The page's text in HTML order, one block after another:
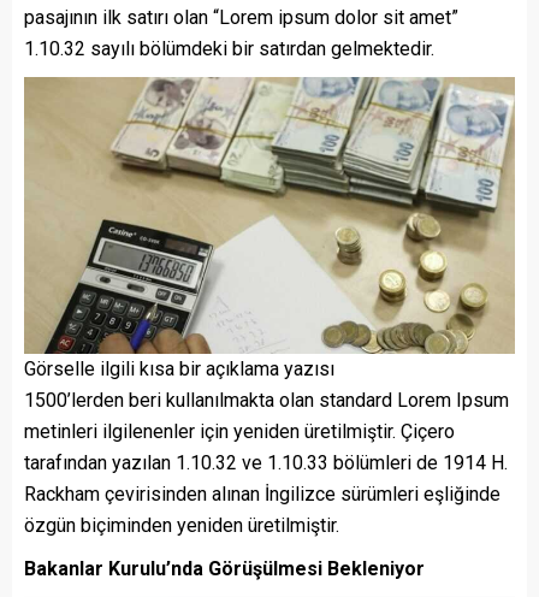
pasajının ilk satırı olan “Lorem ipsum dolor sit amet”
1.10.32 sayılı bölümdeki bir satırdan gelmektedir.
Görselle ilgili kısa bir açıklama yazısı
1500’lerden beri kullanılmakta olan standard Lorem Ipsum
metinleri ilgilenenler için yeniden üretilmiştir. Çiçero
tarafından yazılan 1.10.32 ve 1.10.33 bölümleri de 1914 H.
Rackham çevirisinden alınan İngilizce sürümleri eşliğinde
özgün biçiminden yeniden üretilmiştir.
Bakanlar Kurulu’nda Görüşülmesi Bekleniyor